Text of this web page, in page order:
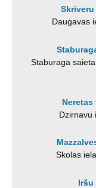
Daugavas
Staburaga
Dzirnavu
Skolas
Iršu